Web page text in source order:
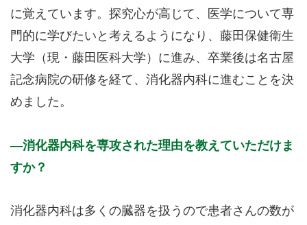
に覚えています。探究心が高じて、医学について専
門的に学びたいと考えるようになり、藤田保健衛生
大学（現・藤田医科大学）に進み、卒業後は名古屋
記念病院の研修を経て、消化器内科に進むことを決
めました。
消化器内科を専攻された理由を教えていただけま
すか？
消化器内科は多くの臓器を扱うので患者さんの数が